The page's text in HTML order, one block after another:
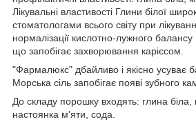
Лікувальні властивості Глини білої
стоматологами всього світу при
нормалізації кислотно-лужного
що запобігає захворювання карієсом.
"Фармалюкс" дбайливо і якісно усуває
Морська сіль запобігає появі зубного
До складу порошку входять: глина біла,
настоянка м'яти, сода.